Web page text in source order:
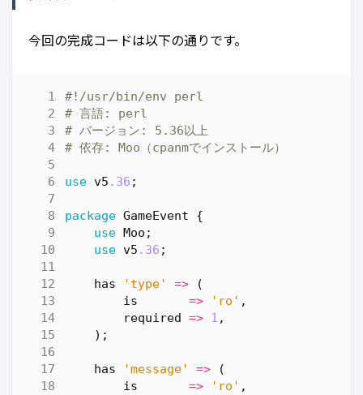
今回の完成コードは以下の通りです。
#!/usr/bin/env perl
# 言語: perl
# バージョン: 5.36以上
# 依存: Moo（cpanmでインストール）
use v5 .36 ;
package GameEvent
{
use Moo ;
use v5 .36 ;
has 'type' =>
(
is
=> 'ro' ,
required => 1 ,
);
has 'message' =>
(
is
=> 'ro' ,